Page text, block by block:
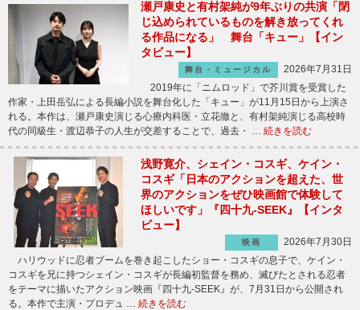
瀬戸康史と有村架純が9年ぶりの共演「閉
じ込められているものを解き放ってくれ
る作品になる」 舞台「キュー」【イン
タビュー】
舞台・ミュージカル
2026年7月31日
2019年に「ニムロッド」で芥川賞を受賞した
作家・上田岳弘による長編小説を舞台化した「キュー」が11月15日から上演さ
れる。本作は、瀬戸康史演じる心療内科医・立花徹と、有村架純演じる高校時
代の同級生・渡辺恭子の人生が交差することで、過去・ … 続きを読む
浅野寛介、シェイン・コスギ、ケイン・
コスギ「日本のアクションを超えた、世
界のアクションをぜひ映画館で体験して
ほしいです」『四十九-SEEK』【インタ
ビュー】
映画
2026年7月30日
ハリウッドに忍者ブームを巻き起こしたショー・コスギの息子で、ケイン・
コスギを兄に持つシェイン・コスギが長編初監督を務め、滅びたとされる忍者
をテーマに描いたアクション映画『四十九-SEEK』が、7月31日から公開され
る。本作で主演・プロデュ … 続きを読む